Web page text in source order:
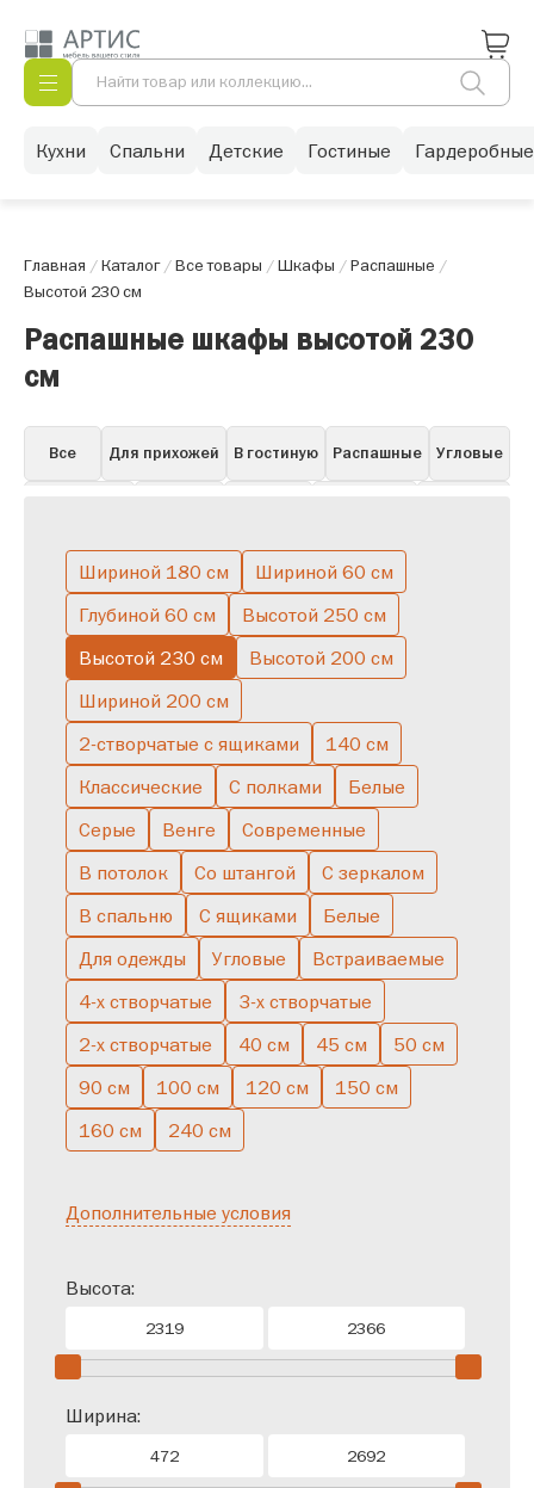
Кухни Спальни Детские Гостиные Гардеробные
Главная /Каталог/Все товары /Шкафы /Распашные /
Высотой 230 см
Распашные шкафы высотой 230
см
Все Для прихожей В гостиную Распашные Угловые
Витрины Пеналы Белые в гостиную Горки
С зеркалом С ящиками Низкие Буфет Узкие
С подсветкой Скандинавские
Полуоткрытые Большие Двухстворчатые
Однодверные Со штангой
Шириной 180 см
Шириной 60 см
Глубиной 60 см
Высотой 250 см
Высотой 230 см
Высотой 200 см
Шириной 200 см
2-створчатые с ящиками
140 см
Классические
С полками
Белые
Серые
Венге
Современные
В потолок
Со штангой
С зеркалом
В спальню
С ящиками
Белые
Для одежды
Угловые
Встраиваемые
4-х створчатые
3-х створчатые
2-х створчатые
40 см 45 см
50 см
90 см
100 см 120 см
150 см
160 см
240 см
Дополнительные условия
Высота:
Ширина: